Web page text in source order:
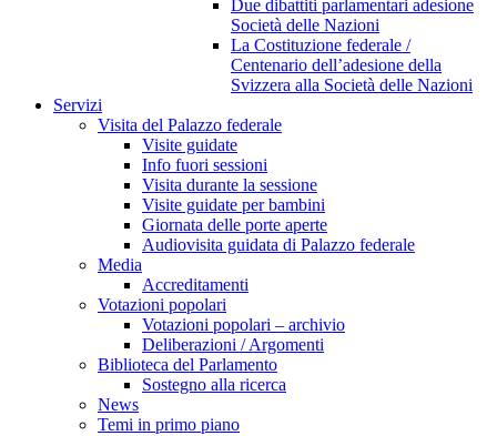
Due dibattiti parlamentari adesione
Società delle Nazioni
La Costituzione federale /
Centenario dell’adesione della
Svizzera alla Società delle Nazioni
Servizi
Visita del Palazzo federale
Visite guidate
Info fuori sessioni
Visita durante la sessione
Visite guidate per bambini
Giornata delle porte aperte
Audiovisita guidata di Palazzo federale
Media
Accreditamenti
Votazioni popolari
Votazioni popolari – archivio
Deliberazioni / Argomenti
Biblioteca del Parlamento
Sostegno alla ricerca
News
Temi in primo piano